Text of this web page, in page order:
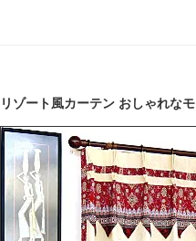
リゾート風カーテン おしゃれな